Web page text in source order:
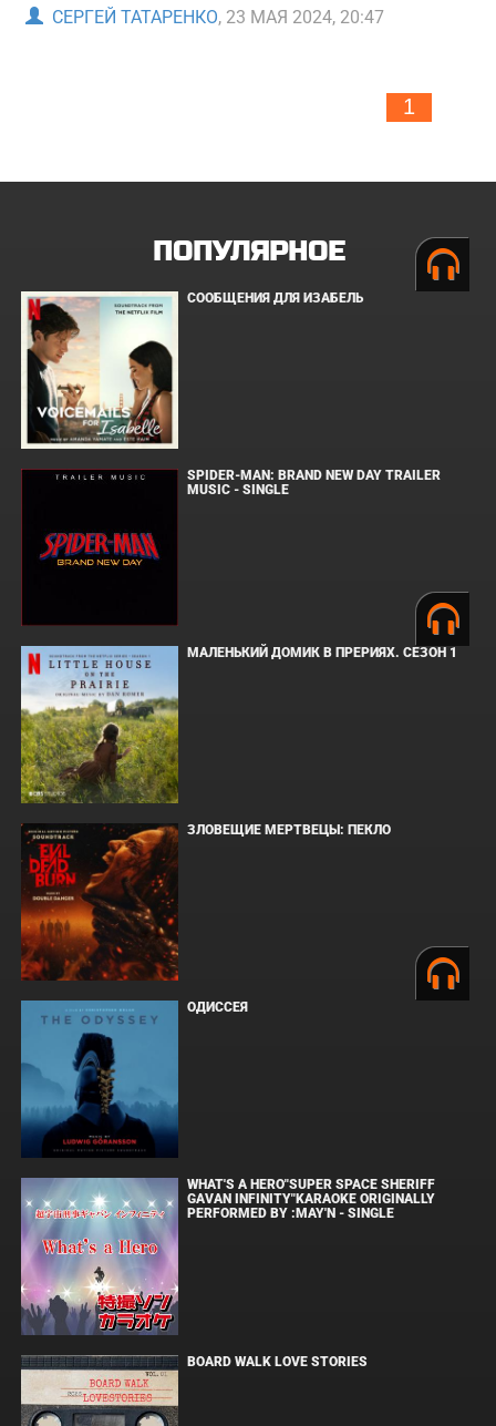
СЕРГЕЙ ТАТАРЕНКО, 23 МАЯ 2024, 20:47
1
ПОПУЛЯРНОЕ
СООБЩЕНИЯ ДЛЯ ИЗАБЕЛЬ
SPIDER-MAN: BRAND NEW DAY TRAILER
MUSIC - SINGLE
МАЛЕНЬКИЙ ДОМИК В ПРЕРИЯХ. СЕЗОН 1
ЗЛОВЕЩИЕ МЕРТВЕЦЫ: ПЕКЛО
ОДИССЕЯ
WHAT'S A HERO"SUPER SPACE SHERIFF
GAVAN INFINITY"KARAOKE ORIGINALLY
PERFORMED BY :MAY'N - SINGLE
BOARD WALK LOVE STORIES